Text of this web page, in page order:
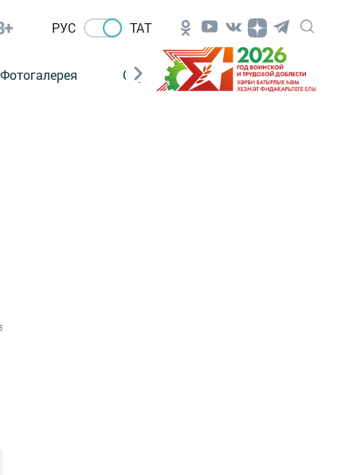
РУС ТАТ
Фотогалерея Сораштыру